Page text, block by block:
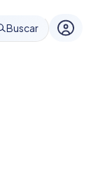
Buscar